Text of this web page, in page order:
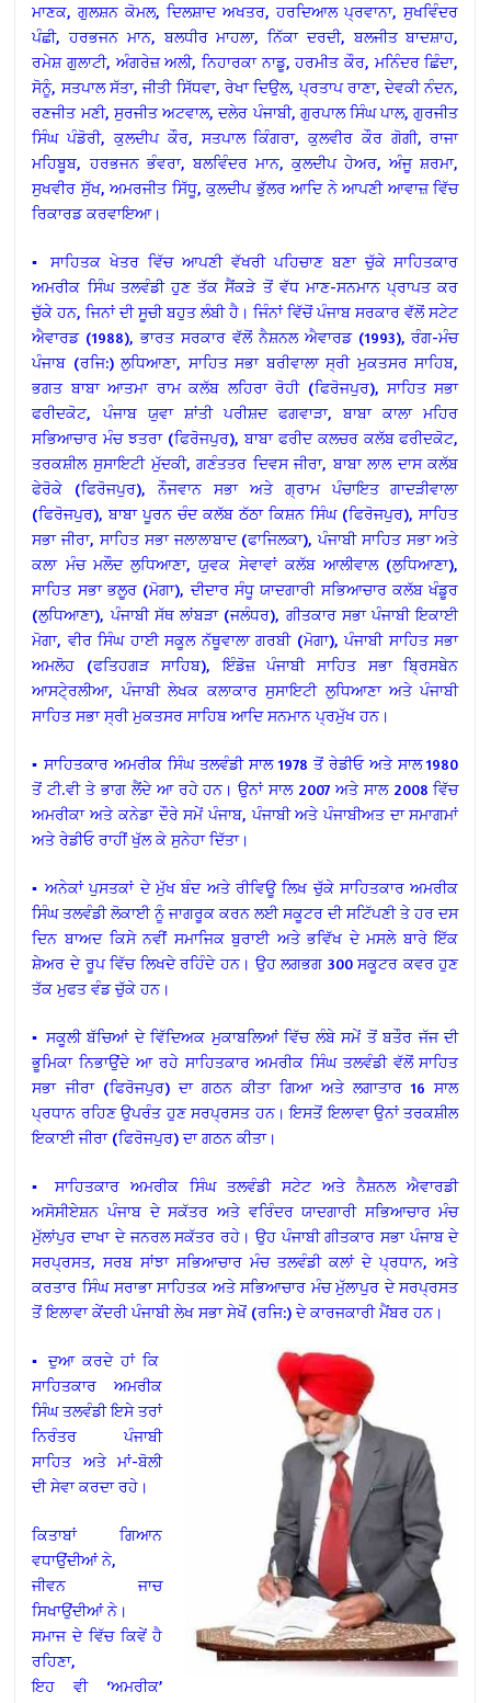
ਮਾਣਕ, ਗੁਲਸ਼ਨ ਕੋਮਲ, ਦਿਲਸ਼ਾਦ ਅਖਤਰ, ਹਰਦਿਆਲ ਪ੍ਰਵਾਨਾ, ਸੁਖਵਿੰਦਰ
ਪੰਛੀ, ਹਰਭਜਨ ਮਾਨ, ਬਲਧੀਰ ਮਾਹਲਾ, ਨਿੱਕਾ ਦਰਦੀ, ਬਲਜੀਤ ਬਾਦਸ਼ਾਹ,
ਰਮੇਸ਼ ਗੁਲਾਟੀ, ਅੰਗਰੇਜ਼ ਅਲੀ, ਨਿਹਾਰਕਾ ਨਾਡੂ, ਹਰਮੀਤ ਕੌਰ, ਮਨਿੰਦਰ ਛਿੰਦਾ,
ਸੋਨੂੰ, ਸਤਪਾਲ ਸੱਤਾ, ਜੀਤੀ ਸਿੱਧਵਾ, ਰੇਖਾ ਦਿਉਲ, ਪ੍ਰਤਾਪ ਰਾਣਾ, ਦੇਵਕੀ ਨੰਦਨ,
ਰਣਜੀਤ ਮਣੀ, ਸੁਰਜੀਤ ਅਟਵਾਲ, ਦਲੇਰ ਪੰਜਾਬੀ, ਗੁਰਪਾਲ ਸਿੰਘ ਪਾਲ, ਗੁਰਜੀਤ
ਸਿੰਘ ਪੰਡੋਰੀ, ਕੁਲਦੀਪ ਕੌਰ, ਸਤਪਾਲ ਕਿੰਗਰਾ, ਕੁਲਵੀਰ ਕੌਰ ਗੋਗੀ, ਰਾਜਾ
ਮਹਿਬੂਬ, ਹਰਭਜਨ ਭੰਵਰਾ, ਬਲਵਿੰਦਰ ਮਾਨ, ਕੁਲਦੀਪ ਹੇਅਰ, ਅੰਜੂ ਸ਼ਰਮਾ,
ਸੁਖਵੀਰ ਸੁੱਖ, ਅਮਰਜੀਤ ਸਿੱਧੂ, ਕੁਲਦੀਪ ਭੁੱਲਰ ਆਦਿ ਨੇ ਆਪਣੀ ਆਵਾਜ਼ ਵਿੱਚ
ਰਿਕਾਰਡ ਕਰਵਾਇਆ।
▪ ਸਾਹਿਤਕ ਖੇਤਰ ਵਿੱਚ ਆਪਣੀ ਵੱਖਰੀ ਪਹਿਚਾਣ ਬਣਾ ਚੁੱਕੇ ਸਾਹਿਤਕਾਰ
ਅਮਰੀਕ ਸਿੰਘ ਤਲਵੰਡੀ ਹੁਣ ਤੱਕ ਸੈਂਕੜੇ ਤੋਂ ਵੱਧ ਮਾਣ-ਸਨਮਾਨ ਪ੍ਰਾਪਤ ਕਰ
ਚੁੱਕੇ ਹਨ, ਜਿਨਾਂ ਦੀ ਸੂਚੀ ਬਹੁਤ ਲੰਬੀ ਹੈ। ਜਿੰਨਾਂ ਵਿੱਚੋਂ ਪੰਜਾਬ ਸਰਕਾਰ ਵੱਲੋਂ ਸਟੇਟ
ਐਵਾਰਡ (1988), ਭਾਰਤ ਸਰਕਾਰ ਵੱਲੋਂ ਨੈਸ਼ਨਲ ਐਵਾਰਡ (1993), ਰੰਗ-ਮੰਚ
ਪੰਜਾਬ (ਰਜਿ:) ਲੁਧਿਆਣਾ, ਸਾਹਿਤ ਸਭਾ ਬਰੀਵਾਲਾ ਸ੍ਰੀ ਮੁਕਤਸਰ ਸਾਹਿਬ,
ਭਗਤ ਬਾਬਾ ਆਤਮਾ ਰਾਮ ਕਲੱਬ ਲਹਿਰਾ ਰੋਹੀ (ਫਿਰੋਜਪੁਰ), ਸਾਹਿਤ ਸਭਾ
ਫਰੀਦਕੋਟ, ਪੰਜਾਬ ਯੁਵਾ ਸ਼ਾਂਤੀ ਪਰੀਸ਼ਦ ਫਗਵਾੜਾ, ਬਾਬਾ ਕਾਲਾ ਮਹਿਰ
ਸਭਿਆਚਾਰ ਮੰਚ ਝਤਰਾ (ਫਿਰੋਜਪੁਰ), ਬਾਬਾ ਫਰੀਦ ਕਲਚਰ ਕਲੱਬ ਫਰੀਦਕੋਟ,
ਤਰਕਸ਼ੀਲ ਸੁਸਾਇਟੀ ਮੁੱਦਕੀ, ਗਣੰਤਤਰ ਦਿਵਸ ਜੀਰਾ, ਬਾਬਾ ਲਾਲ ਦਾਸ ਕਲੱਬ
ਫੇਰੋਕੇ (ਫਿਰੋਜਪੁਰ), ਨੌਜਵਾਨ ਸਭਾ ਅਤੇ ਗ੍ਰਾਮ ਪੰਚਾਇਤ ਗਾਦੜੀਵਾਲਾ
(ਫਿਰੋਜਪੁਰ), ਬਾਬਾ ਪੂਰਨ ਚੰਦ ਕਲੱਬ ਠੱਠਾ ਕਿਸ਼ਨ ਸਿੰਘ (ਫਿਰੋਜਪੁਰ), ਸਾਹਿਤ
ਸਭਾ ਜੀਰਾ, ਸਾਹਿਤ ਸਭਾ ਜਲਾਲਾਬਾਦ (ਫਾਜਿਲਕਾ), ਪੰਜਾਬੀ ਸਾਹਿਤ ਸਭਾ ਅਤੇ
ਕਲਾ ਮੰਚ ਮਲੌਦ ਲੁਧਿਆਣਾ, ਯੁਵਕ ਸੇਵਾਵਾਂ ਕਲੱਬ ਆਲੀਵਾਲ (ਲੁਧਿਆਣਾ),
ਸਾਹਿਤ ਸਭਾ ਭਲੂਰ (ਮੋਗਾ), ਦੀਦਾਰ ਸੰਧੂ ਯਾਦਗਾਰੀ ਸਭਿਆਚਾਰ ਕਲੱਬ ਖੰਡੂਰ
(ਲੁਧਿਆਣਾ), ਪੰਜਾਬੀ ਸੱਥ ਲਾਂਬੜਾ (ਜਲੰਧਰ), ਗੀਤਕਾਰ ਸਭਾ ਪੰਜਾਬੀ ਇਕਾਈ
ਮੋਗਾ, ਵੀਰ ਸਿੰਘ ਹਾਈ ਸਕੂਲ ਨੱਥੂਵਾਲਾ ਗਰਬੀ (ਮੋਗਾ), ਪੰਜਾਬੀ ਸਾਹਿਤ ਸਭਾ
ਅਮਲੋਹ (ਫਤਿਹਗੜ ਸਾਹਿਬ), ਇੰਡੋਜ਼ ਪੰਜਾਬੀ ਸਾਹਿਤ ਸਭਾ ਬਿ੍ਰਸਬੇਨ
ਆਸਟੇ੍ਰਲੀਆ, ਪੰਜਾਬੀ ਲੇਖਕ ਕਲਾਕਾਰ ਸੁਸਾਇਟੀ ਲੁਧਿਆਣਾ ਅਤੇ ਪੰਜਾਬੀ
ਸਾਹਿਤ ਸਭਾ ਸ੍ਰੀ ਮੁਕਤਸਰ ਸਾਹਿਬ ਆਦਿ ਸਨਮਾਨ ਪ੍ਰਮੁੱਖ ਹਨ।
▪ ਸਾਹਿਤਕਾਰ ਅਮਰੀਕ ਸਿੰਘ ਤਲਵੰਡੀ ਸਾਲ 1978 ਤੋਂ ਰੇਡੀਓ ਅਤੇ ਸਾਲ 1980
ਤੋਂ ਟੀ.ਵੀ ਤੇ ਭਾਗ ਲੈਂਦੇ ਆ ਰਹੇ ਹਨ। ਉਨਾਂ ਸਾਲ 2007 ਅਤੇ ਸਾਲ 2008 ਵਿੱਚ
ਅਮਰੀਕਾ ਅਤੇ ਕਨੇਡਾ ਦੌਰੇ ਸਮੇਂ ਪੰਜਾਬ, ਪੰਜਾਬੀ ਅਤੇ ਪੰਜਾਬੀਅਤ ਦਾ ਸਮਾਗਮਾਂ
ਅਤੇ ਰੇਡੀਓ ਰਾਹੀਂ ਖੁੱਲ ਕੇ ਸੁਨੇਹਾ ਦਿੱਤਾ।
▪ ਅਨੇਕਾਂ ਪੁਸਤਕਾਂ ਦੇ ਮੁੱਖ ਬੰਦ ਅਤੇ ਰੀਵਿਊ ਲਿਖ ਚੁੱਕੇ ਸਾਹਿਤਕਾਰ ਅਮਰੀਕ
ਸਿੰਘ ਤਲਵੰਡੀ ਲੋਕਾਈ ਨੂੰ ਜਾਗਰੂਕ ਕਰਨ ਲਈ ਸਕੂਟਰ ਦੀ ਸਟਿੱਪਣੀ ਤੇ ਹਰ ਦਸ
ਦਿਨ ਬਾਅਦ ਕਿਸੇ ਨਵੀਂ ਸਮਾਜਿਕ ਬੁਰਾਈ ਅਤੇ ਭਵਿੱਖ ਦੇ ਮਸਲੇ ਬਾਰੇ ਇੱਕ
ਸ਼ੇਅਰ ਦੇ ਰੂਪ ਵਿੱਚ ਲਿਖਦੇ ਰਹਿੰਦੇ ਹਨ। ਉਹ ਲਗਭਗ 300 ਸਕੂਟਰ ਕਵਰ ਹੁਣ
ਤੱਕ ਮੁਫਤ ਵੰਡ ਚੁੱਕੇ ਹਨ।
▪ ਸਕੂਲੀ ਬੱਚਿਆਂ ਦੇ ਵਿੱਦਿਅਕ ਮੁਕਾਬਲਿਆਂ ਵਿੱਚ ਲੰਬੇ ਸਮੇਂ ਤੋਂ ਬਤੌਰ ਜੱਜ ਦੀ
ਭੂਮਿਕਾ ਨਿਭਾਉਂਦੇ ਆ ਰਹੇ ਸਾਹਿਤਕਾਰ ਅਮਰੀਕ ਸਿੰਘ ਤਲਵੰਡੀ ਵੱਲੋਂ ਸਾਹਿਤ
ਸਭਾ ਜੀਰਾ (ਫਿਰੋਜਪੁਰ) ਦਾ ਗਠਨ ਕੀਤਾ ਗਿਆ ਅਤੇ ਲਗਾਤਾਰ 16 ਸਾਲ
ਪ੍ਰਧਾਨ ਰਹਿਣ ਉਪਰੰਤ ਹੁਣ ਸਰਪ੍ਰਸਤ ਹਨ। ਇਸਤੋਂ ਇਲਾਵਾ ਉਨਾਂ ਤਰਕਸ਼ੀਲ
ਇਕਾਈ ਜੀਰਾ (ਫਿਰੋਜਪੁਰ) ਦਾ ਗਠਨ ਕੀਤਾ।
▪ ਸਾਹਿਤਕਾਰ ਅਮਰੀਕ ਸਿੰਘ ਤਲਵੰਡੀ ਸਟੇਟ ਅਤੇ ਨੈਸ਼ਨਲ ਐਵਾਰਡੀ
ਅਸੋਸੀਏਸ਼ਨ ਪੰਜਾਬ ਦੇ ਸਕੱਤਰ ਅਤੇ ਵਰਿੰਦਰ ਯਾਦਗਾਰੀ ਸਭਿਆਚਾਰ ਮੰਚ
ਮੁੱਲਾਂਪੁਰ ਦਾਖਾ ਦੇ ਜਨਰਲ ਸਕੱਤਰ ਰਹੇ। ਉਹ ਪੰਜਾਬੀ ਗੀਤਕਾਰ ਸਭਾ ਪੰਜਾਬ ਦੇ
ਸਰਪ੍ਰਸਤ, ਸਰਬ ਸਾਂਝਾ ਸਭਿਆਚਾਰ ਮੰਚ ਤਲਵੰਡੀ ਕਲਾਂ ਦੇ ਪ੍ਰਧਾਨ, ਅਤੇ
ਕਰਤਾਰ ਸਿੰਘ ਸਰਾਭਾ ਸਾਹਿਤਕ ਅਤੇ ਸਭਿਆਚਾਰ ਮੰਚ ਮੁੱਲਾਪੁਰ ਦੇ ਸਰਪ੍ਰਸਤ
ਤੋਂ ਇਲਾਵਾ ਕੇਂਦਰੀ ਪੰਜਾਬੀ ਲੇਖ ਸਭਾ ਸੇਖੋਂ (ਰਜਿ:) ਦੇ ਕਾਰਜਕਾਰੀ ਮੈਂਬਰ ਹਨ।
▪ ਦੁਆ ਕਰਦੇ ਹਾਂ ਕਿ
ਸਾਹਿਤਕਾਰ ਅਮਰੀਕ
ਸਿੰਘ ਤਲਵੰਡੀ ਇਸੇ ਤਰਾਂ
ਨਿਰੰਤਰ ਪੰਜਾਬੀ
ਸਾਹਿਤ ਅਤੇ ਮਾਂ-ਬੋਲੀ
ਦੀ ਸੇਵਾ ਕਰਦਾ ਰਹੇ।
ਕਿਤਾਬਾਂ ਗਿਆਨ
ਵਧਾਉਂਦੀਆਂ ਨੇ,
ਜੀਵਨ ਜਾਚ
ਸਿਖਾਉਂਦੀਆਂ ਨੇ।
ਸਮਾਜ ਦੇ ਵਿੱਚ ਕਿਵੇਂ ਹੈ
ਰਹਿਣਾ,
ਇਹ ਵੀ ‘ਅਮਰੀਕ’